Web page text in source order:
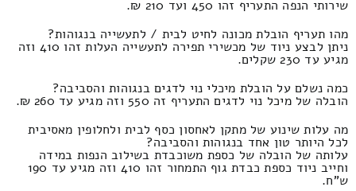
שירותי הנפה התעריף זהו 450 ועד 210 ₪.
מהו תעריף הובלת מכונה לחיט לבית / לתעשייה בנגוהות?
ניתן לבצע ניוד של מכשירי תפירה לתעשייה העלות זהו 410 וזה
מגיע עד 230 שקלים.
כמה נשלם על הובלת מיכלי נוי לדגים בנגוהות והסביבה?
הובלה של מיכל נוי לדגים התעריף זה 550 וזה מגיע עד 260 ₪.
מה עלות שינוע של מתקן לאחסון כסף לבית ולחלופין מאסיבית
לכל היותר טון אחד בנגוהות והסביבה?
עלותה של הובלה של כספת משוכבדת בשילוב הנפות במידה
וחייב ניוד כספת כבדת גוף התמחור זהו 410 וזה מגיע עד 190
ש"ח.